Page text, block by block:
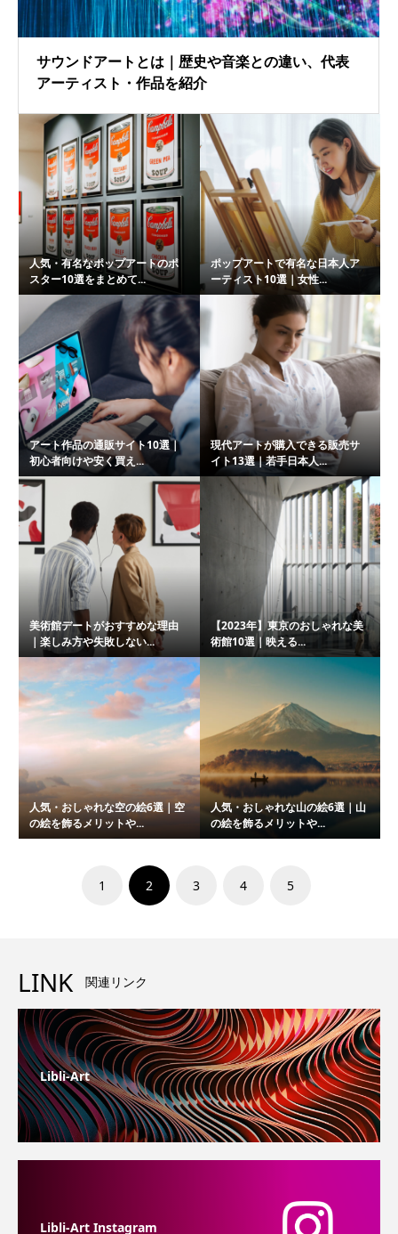
サウンドアートとは｜歴史や音楽との違い、代表
アーティスト・作品を紹介
人気・有名なポップアートのポ
スター10選をまとめて...
ポップアートで有名な日本人ア
ーティスト10選｜女性...
アート作品の通販サイト10選｜
初心者向けや安く買え...
現代アートが購入できる販売サ
イト13選｜若手日本人...
美術館デートがおすすめな理由
｜楽しみ方や失敗しない...
【2023年】東京のおしゃれな美
術館10選｜映える...
人気・おしゃれな空の絵6選｜空
の絵を飾るメリットや...
人気・おしゃれな山の絵6選｜山
の絵を飾るメリットや...
1 2 3 4 5
LINK 関連リンク
Libli-Art
Libli-Art Instagram